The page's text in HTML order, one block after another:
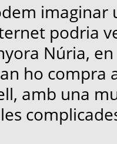
imaginar
podria
Núria,
ho compra
amb una